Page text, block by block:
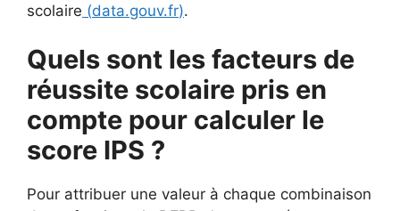
scolaire (data.gouv.fr).
Quels sont les facteurs de
réussite scolaire pris en
compte pour calculer le
score IPS ?
Pour attribuer une valeur à chaque combinaison